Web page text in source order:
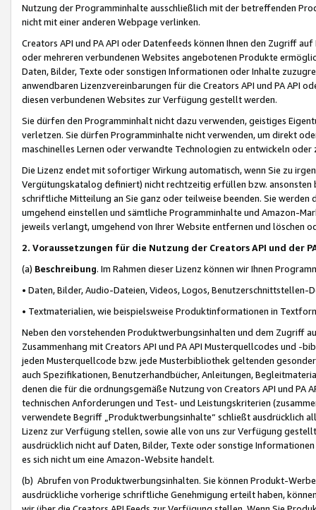
Nutzung der Programminhalte ausschließlich mit der betreffenden
nicht mit einer anderen Webpage verlinken.
Creators API und PA API oder Datenfeeds können Ihnen den Zugriff
oder mehreren verbundenen Websites angebotenen Produkte
Daten, Bilder, Texte oder sonstigen Informationen oder Inhalte
anwendbaren Lizenzvereinbarungen für die Creators API und PA API
diesen verbundenen Websites zur Verfügung gestellt werden.
Sie dürfen den Programminhalt nicht dazu verwenden, geistiges
verletzen. Sie dürfen Programminhalte nicht verwenden, um direkt
maschinelles Lernen oder verwandte Technologien zu entwickeln
Die Lizenz endet mit sofortiger Wirkung automatisch, wenn Sie zu
Vergütungskatalog definiert) nicht rechtzeitig erfüllen bzw. ansonsten
schriftliche Mitteilung an Sie ganz oder teilweise beenden. Sie werden
umgehend einstellen und sämtliche Programminhalte und Amazon-
jeweils verlangt, umgehend von Ihrer Website entfernen und löschen
2. Voraussetzungen für die Nutzung der Creators API und der
(a) Beschreibung. Im Rahmen dieser Lizenz können wir Ihnen
• Daten, Bilder, Audio-Dateien, Videos, Logos, Benutzerschnittstellen-
• Textmaterialien, wie beispielsweise Produktinformationen in
Neben den vorstehenden Produktwerbungsinhalten und dem Zugriff
Zusammenhang mit Creators API und PA API Musterquellcodes und
jeden Musterquellcode bzw. jede Musterbibliothek geltenden
auch Spezifikationen, Benutzerhandbücher, Anleitungen,
denen die für die ordnungsgemäße Nutzung von Creators API und PA
technischen Anforderungen und Test- und Leistungskriterien
verwendete Begriff „Produktwerbungsinhalte“ schließt ausdrücklich
Lizenz zur Verfügung stellen, sowie alle von uns zur Verfügung
ausdrücklich nicht auf Daten, Bilder, Texte oder sonstige
es sich nicht um eine Amazon-Website handelt.
(b) Abrufen von Produktwerbungsinhalten. Sie können Produkt-
ausdrückliche vorherige schriftliche Genehmigung erteilt haben,